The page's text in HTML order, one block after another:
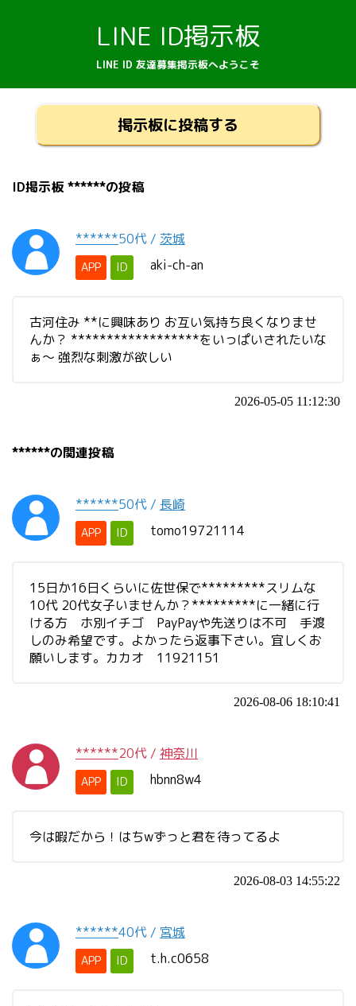
LINE ID掲示板
LINE ID 友達募集掲示板へようこそ
掲示板に投稿する
ID掲示板 ******の投稿
******50代 / 茨城
APP ID aki-ch-an
古河住み **に興味あり お互い気持ち良くなりませ
んか？ ******************をいっぱいされたいな
ぁ〜 強烈な刺激が欲しい
2026-05-05 11:12:30
******の関連投稿
******50代 / 長崎
APP ID tomo19721114
15日か16日くらいに佐世保で*********スリムな
10代 20代女子いませんか？*********に一緒に行
ける方 ホ別イチゴ PayPayや先送りは不可 手渡
しのみ希望です。よかったら返事下さい。宜しくお
願いします。カカオ 11921151
2026-08-06 18:10:41
******20代 / 神奈川
APP ID hbnn8w4
今は暇だから！はちwずっと君を待ってるよ
2026-08-03 14:55:22
******40代 / 宮城
APP ID t.h.c0658